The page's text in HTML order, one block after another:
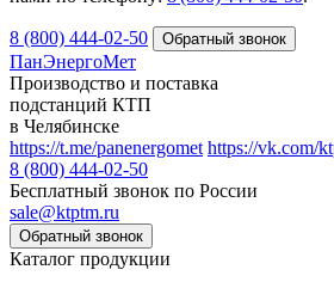
8 (800) 444-02-50
ПанЭнергоМет
Производство и поставка
подстанций КТП
в Челябинске
https://t.me/panenergomet https://vk.com/
8 (800) 444-02-50
Бесплатный звонок по России
sale@ktptm.ru
Каталог продукции